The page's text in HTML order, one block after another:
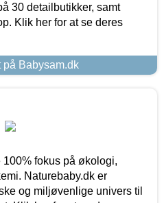
30 detailbutikker, samt
Klik her for at se deres
på Babysam.dk
100% fokus på økologi,
Naturebaby.dk er
og miljøvenlige univers til